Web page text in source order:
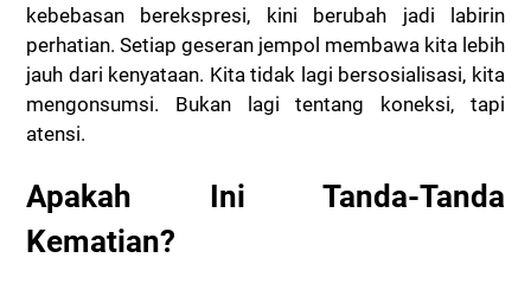
kebebasan berekspresi, kini berubah jadi labirin
perhatian. Setiap geseran jempol membawa kita lebih
jauh dari kenyataan. Kita tidak lagi bersosialisasi, kita
mengonsumsi. Bukan lagi tentang koneksi, tapi
atensi.
Apakah Ini Tanda-Tanda
Kematian?